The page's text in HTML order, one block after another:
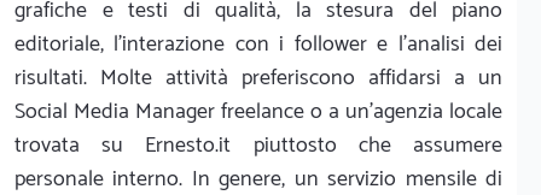
grafiche e testi di qualità, la stesura del piano
editoriale, l'interazione con i follower e l'analisi dei
risultati. Molte attività preferiscono affidarsi a un
Social Media Manager freelance o a un'agenzia locale
trovata su Ernesto.it piuttosto che assumere
personale interno. In genere, un servizio mensile di